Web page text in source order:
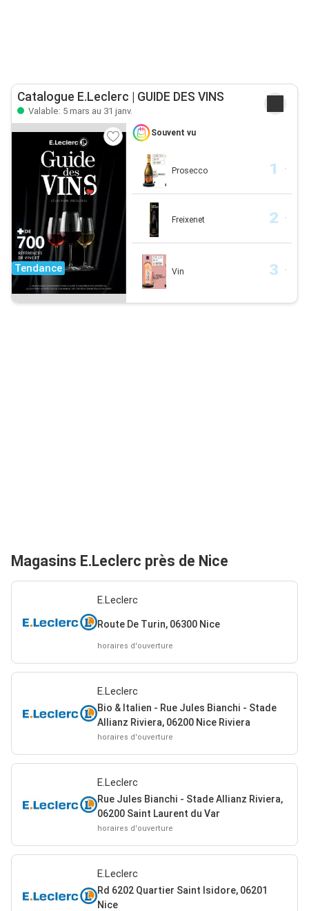
Catalogue E.Leclerc | GUIDE DES VINS
Valable: 5 mars au 31 janv.
Tendance
Souvent vu
Prosecco
Freixenet
Vin
Magasins E.Leclerc près de Nice
E.Leclerc
Route De Turin, 06300 Nice
horaires d'ouverture
E.Leclerc
Bio & Italien - Rue Jules Bianchi - Stade
Allianz Riviera, 06200 Nice Riviera
horaires d'ouverture
E.Leclerc
Rue Jules Bianchi - Stade Allianz Riviera,
06200 Saint Laurent du Var
horaires d'ouverture
E.Leclerc
Rd 6202 Quartier Saint Isidore, 06201
Nice